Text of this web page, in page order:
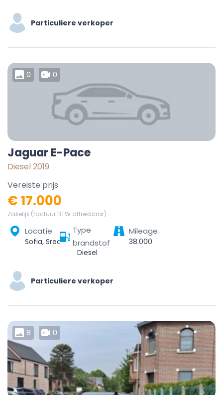
Particuliere verkoper
0 0
Jaguar E-Pace
Diesel 2019
Vereiste prijs
€ 17.000
Zakelijk (factuur BTW aftrekbaar)
Locatie
Sofia, Sredec, Sofia City, Sofia-City, Bulgaria
Type
brandstof
Diesel
Mileage
38.000
Particuliere verkoper
8 0